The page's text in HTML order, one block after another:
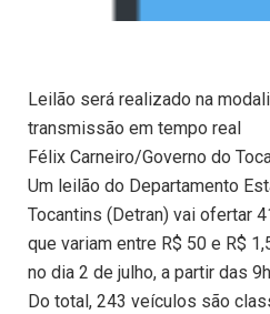
Leilão será realizado na
transmissão em tempo real
Félix Carneiro/Governo do
Um leilão do Departamento
Tocantins (Detran) vai ofertar
que variam entre R$ 50 e R$
no dia 2 de julho, a partir das
Do total, 243 veículos são